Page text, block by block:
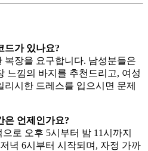
드가 있나요?
복장을 요구합니다. 남성분들은
느낌의 바지를 추천드리고, 여성
시한 드레스를 입으시면 문제
은 언제인가요?
로 오후 5시부터 밤 11시까지
녁 6시부터 시작되며, 자정 가까